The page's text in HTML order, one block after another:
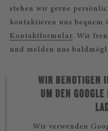
stehen wir gerne
kontaktieren uns bequem
Kontaktformular. Wir
und melden uns
WIR BENÖTIGEN
UM DEN
Wir verwenden